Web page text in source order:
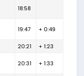
18:58
19:47 + 0:49
20:21 + 1:23
20:31 + 1:33